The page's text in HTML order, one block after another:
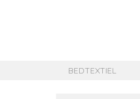
BEDTEXTIEL